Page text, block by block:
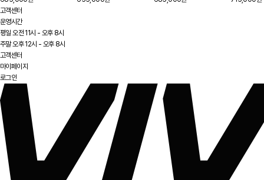
고객센터
운영시간
평일 오전 11시 - 오후 8시
주말 오후 12시 - 오후 8시
고객센터
마이페이지
로그인